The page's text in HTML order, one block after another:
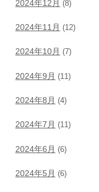
2024年12月 (8)
2024年11月 (12)
2024年10月 (7)
2024年9月 (11)
2024年8月 (4)
2024年7月 (11)
2024年6月 (6)
2024年5月 (6)